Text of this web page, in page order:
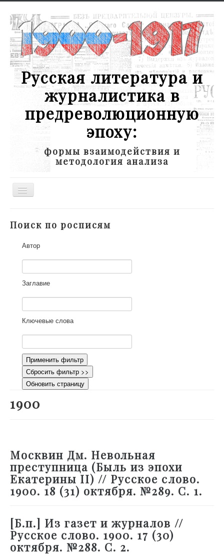
Русская литература и
журналистика в
предреволюционную
эпоху:
формы взаимодействия и
методология анализа
Toggle
Участники
Научная работа
Как работать с сайтом
Контакты
Поиск по росписям
Автор
Заглавие
Ключевые слова
Применить фильтр
Сбросить фильтр >>
Обновить страницу
1900
Москвин Дм. Невольная
преступница (Быль из эпохи
Екатерины II) // Русское слово.
1900. 18 (31) октября. №289. С. 1.
[Б.п.] Из газет и журналов //
Русское слово. 1900. 17 (30)
октября. №288. С. 2.